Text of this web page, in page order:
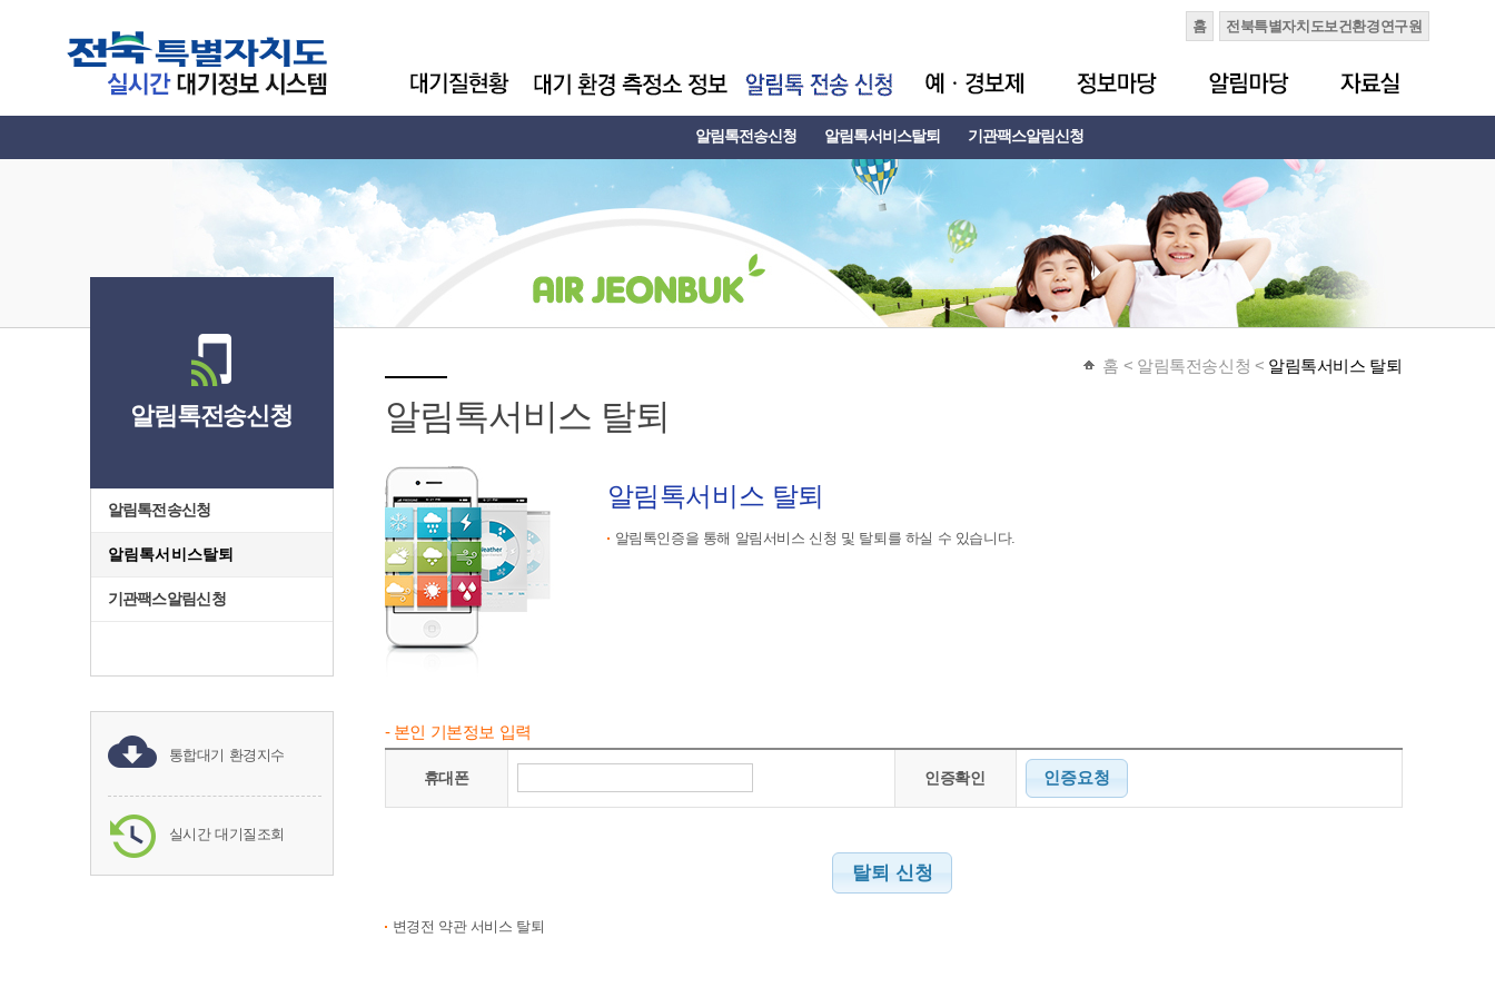
홈 전북특별자치도보건환경연구원
알림톡전송신청 알림톡서비스탈퇴 기관팩스알림신청
알림톡전송신청
알림톡전송신청
알림톡서비스탈퇴
기관팩스알림신청
통합대기 환경지수
실시간 대기질조회
홈 < 알림톡전송신청 < 알림톡서비스 탈퇴
알림톡서비스 탈퇴
알림톡서비스 탈퇴
알림톡인증을 통해 알림서비스 신청 및 탈퇴를 하실 수 있습니다.
- 본인 기본정보 입력
휴대폰 인증확인 인증요청
탈퇴 신청
변경전 약관 서비스 탈퇴